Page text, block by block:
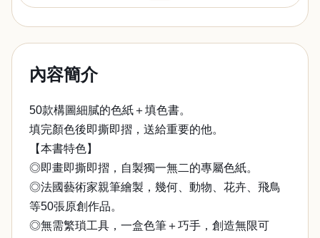
內容簡介
50款構圖細膩的色紙＋填色書。
填完顏色後即撕即摺，送給重要的他。
【本書特色】
◎即畫即撕即摺，自製獨一無二的專屬色紙。
◎法國藝術家親筆繪製，幾何、動物、花卉、飛鳥
等50張原創作品。
◎無需繁瑣工具，一盒色筆＋巧手，創造無限可